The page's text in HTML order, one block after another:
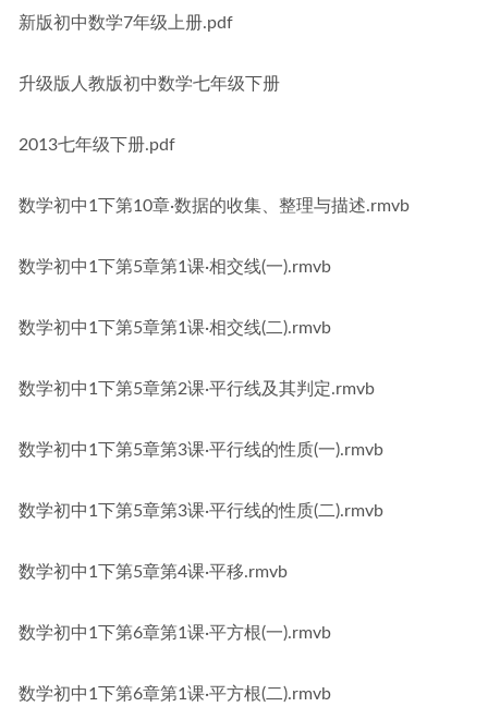
新版初中数学7年级上册.pdf
升级版人教版初中数学七年级下册
2013七年级下册.pdf
数学初中1下第10章·数据的收集、整理与描述.rmvb
数学初中1下第5章第1课·相交线(一).rmvb
数学初中1下第5章第1课·相交线(二).rmvb
数学初中1下第5章第2课·平行线及其判定.rmvb
数学初中1下第5章第3课·平行线的性质(一).rmvb
数学初中1下第5章第3课·平行线的性质(二).rmvb
数学初中1下第5章第4课·平移.rmvb
数学初中1下第6章第1课·平方根(一).rmvb
数学初中1下第6章第1课·平方根(二).rmvb